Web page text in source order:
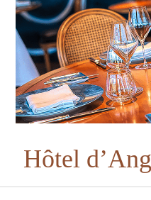
Hôtel d’Ang